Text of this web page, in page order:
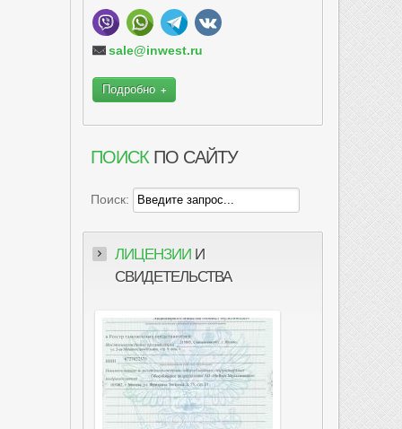
sale@inwest.ru
Подробно
ПОИСК ПО САЙТУ
Поиск:
ЛИЦЕНЗИИ И
СВИДЕТЕЛЬСТВА